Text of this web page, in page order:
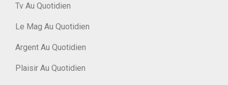
Tv Au Quotidien
Le Mag Au Quotidien
Argent Au Quotidien
Plaisir Au Quotidien